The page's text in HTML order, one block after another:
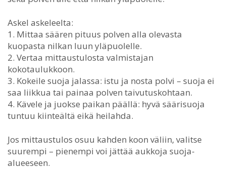
Askel askeleelta:
1. Mittaa säären pituus polven alla olevasta
kuopasta nilkan luun yläpuolelle.
2. Vertaa mittaustulosta valmistajan
kokotaulukkoon.
3. Kokeile suoja jalassa: istu ja nosta polvi – suoja ei
saa liikkua tai painaa polven taivutuskohtaan.
4. Kävele ja juokse paikan päällä: hyvä säärisuoja
tuntuu kiinteältä eikä heilahda.
Jos mittaustulos osuu kahden koon väliin, valitse
suurempi – pienempi voi jättää aukkoja suoja-
alueeseen.